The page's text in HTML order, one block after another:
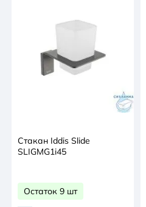
Стакан Iddis Slide
SLIGMG1i45
Остаток 9 шт